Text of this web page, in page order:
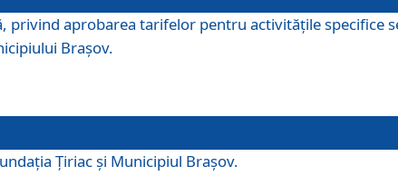
privind aprobarea tarifelor pentru activitățile specifice
Brașov.
Țiriac și Municipiul Brașov.